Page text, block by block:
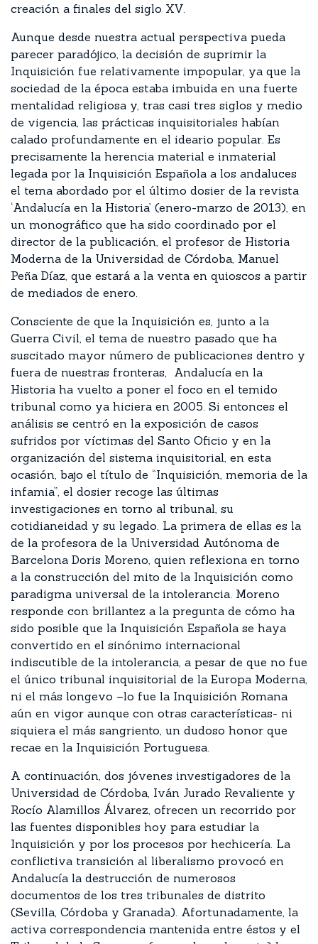
creación a finales del siglo XV.
Aunque desde nuestra actual perspectiva pueda
parecer paradójico, la decisión de suprimir la
Inquisición fue relativamente impopular, ya que la
sociedad de la época estaba imbuida en una fuerte
mentalidad religiosa y, tras casi tres siglos y medio
de vigencia, las prácticas inquisitoriales habían
calado profundamente en el ideario popular. Es
precisamente la herencia material e inmaterial
legada por la Inquisición Española a los andaluces
el tema abordado por el último dosier de la revista
‘Andalucía en la Historia’ (enero-marzo de 2013), en
un monográfico que ha sido coordinado por el
director de la publicación, el profesor de Historia
Moderna de la Universidad de Córdoba, Manuel
Peña Díaz, que estará a la venta en quioscos a partir
de mediados de enero.
Consciente de que la Inquisición es, junto a la
Guerra Civil, el tema de nuestro pasado que ha
suscitado mayor número de publicaciones dentro y
fuera de nuestras fronteras, Andalucía en la
Historia ha vuelto a poner el foco en el temido
tribunal como ya hiciera en 2005. Si entonces el
análisis se centró en la exposición de casos
sufridos por víctimas del Santo Oficio y en la
organización del sistema inquisitorial, en esta
ocasión, bajo el título de “Inquisición, memoria de la
infamia”, el dosier recoge las últimas
investigaciones en torno al tribunal, su
cotidianeidad y su legado. La primera de ellas es la
de la profesora de la Universidad Autónoma de
Barcelona Doris Moreno, quien reflexiona en torno
a la construcción del mito de la Inquisición como
paradigma universal de la intolerancia. Moreno
responde con brillantez a la pregunta de cómo ha
sido posible que la Inquisición Española se haya
convertido en el sinónimo internacional
indiscutible de la intolerancia, a pesar de que no fue
el único tribunal inquisitorial de la Europa Moderna,
ni el más longevo –lo fue la Inquisición Romana
aún en vigor aunque con otras características- ni
siquiera el más sangriento, un dudoso honor que
recae en la Inquisición Portuguesa.
A continuación, dos jóvenes investigadores de la
Universidad de Córdoba, Iván Jurado Revaliente y
Rocío Alamillos Álvarez, ofrecen un recorrido por
las fuentes disponibles hoy para estudiar la
Inquisición y por los procesos por hechicería. La
conflictiva transición al liberalismo provocó en
Andalucía la destrucción de numerosos
documentos de los tres tribunales de distrito
(Sevilla, Córdoba y Granada). Afortunadamente, la
activa correspondencia mantenida entre éstos y el